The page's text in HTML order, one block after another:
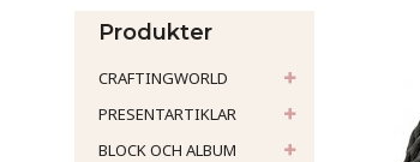
Produkter
CRAFTINGWORLD
PRESENTARTIKLAR
BLOCK OCH ALBUM